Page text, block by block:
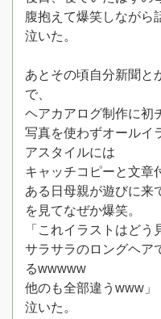
腹抱えて爆笑しながら
泣いた。
あとその頃自分新聞と
で、
ヘアカアログ制作に初
写真を使わずオールイ
アスタイルには
キャッチコピーと文章
ある日母親が遊びに来
を見てなぜか爆笑。
「これイラストはどう
サラサラのロングヘ
るwwwww
他のも全部違うwww」
泣いた。